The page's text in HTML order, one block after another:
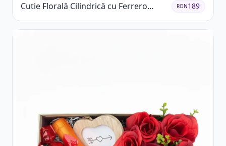
Cutie Florală Cilindrică cu Ferrero
Rocher și Trandafiri Pastel
RON189